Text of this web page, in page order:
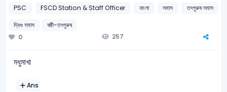
PSC FSCD Station & Staff Officer বাংলা সমাস
তৎপুরুষ সমাস
দ্বিগু সমাস
ষষ্ঠী-তৎপুরুষ
0
257
মধুমাখা
Ans